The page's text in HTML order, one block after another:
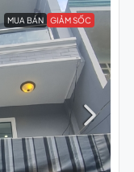
MUA BÁN GIẢM SỐC